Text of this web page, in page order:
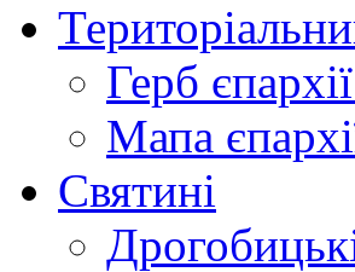
Герб єпархії
Мапа
Святині